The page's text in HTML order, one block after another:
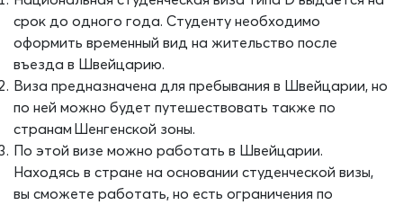
срок до одного года. Студенту необходимо
оформить временный вид на жительство после
въезда в Швейцарию.
Виза предназначена для пребывания в Швейцарии, но
по ней можно будет путешествовать также по
странам Шенгенской зоны.
По этой визе можно работать в Швейцарии.
Находясь в стране на основании студенческой визы,
вы сможете работать, но есть ограничения по